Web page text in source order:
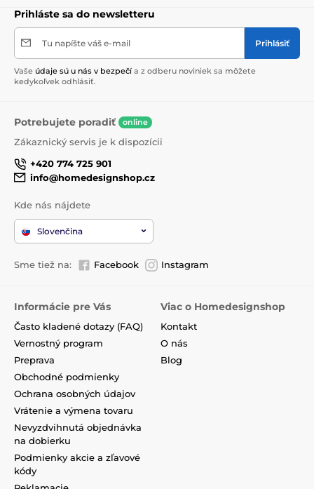
Prihláste sa do newsletteru
Tu napíšte váš e-mail Prihlásiť
Vaše údaje sú u nás v bezpečí a z odberu noviniek sa môžete
kedykoľvek odhlásiť.
Potrebujete poradiť online
Zákaznický servis je k dispozícii
+420 774 725 901
info@homedesignshop.cz
Kde nás nájdete
Slovenčina
Sme tiež na: Facebook Instagram
Informácie pre Vás
Často kladené dotazy (FAQ)
Vernostný program
Preprava
Obchodné podmienky
Ochrana osobných údajov
Vrátenie a výmena tovaru
Nevyzdvihnutá objednávka
na dobierku
Podmienky akcie a zľavové
kódy
Viac o Homedesignshop
Kontakt
O nás
Blog